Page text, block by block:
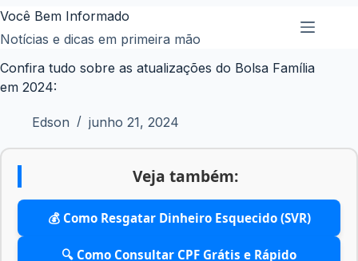
Pular
para
conteúdo
Você Bem Informado
Notícias e dicas em primeira mão
Confira tudo sobre as atualizações do Bolsa Família
em 2024:
Edson junho 21, 2024
Veja também:
💰 Como Resgatar Dinheiro Esquecido (SVR)
🔍 Como Consultar CPF Grátis e Rápido